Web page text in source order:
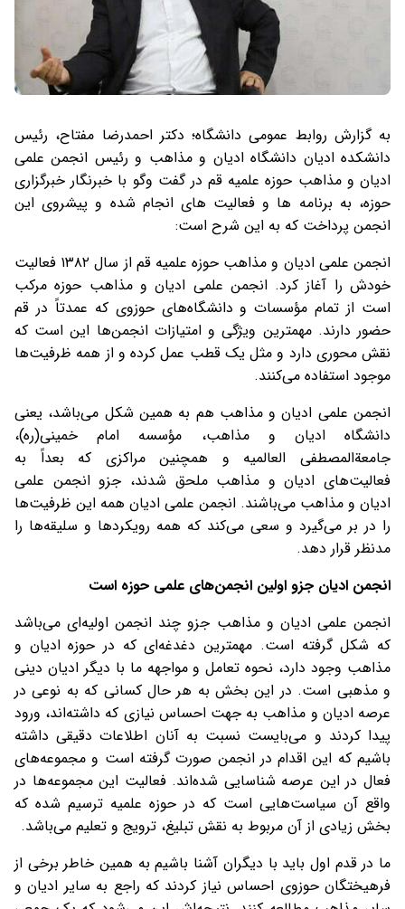
به گزارش روابط عمومی دانشگاه؛ دکتر احمدرضا مفتاح، رئیس
دانشکده ادیان دانشگاه ادیان و مذاهب و رئیس انجمن علمی
ادیان و مذاهب حوزه علمیه قم در گفت وگو با خبرنگار خبرگزاری
حوزه، به برنامه ها و فعالیت های انجام شده و پیشروی این
انجمن پرداخت که به این شرح است:
انجمن علمی ادیان و مذاهب حوزه علمیه قم از سال ۱۳۸۲ فعالیت
خودش را آغاز کرد. انجمن علمی ادیان و مذاهب حوزه مرکب
است از تمام مؤسسات و دانشگاه‌های حوزوی که عمدتاً در قم
حضور دارند. مهمترین ویژگی و امتیازات انجمن‌ها این است که
نقش محوری دارد و مثل یک قطب عمل کرده و از همه ظرفیت‌ها
موجود استفاده می‌کنند.
انجمن علمی ادیان و مذاهب هم به همین شکل می‌باشد، یعنی
دانشگاه ادیان و مذاهب، مؤسسه امام خمینی(ره)،
جامعةالمصطفی العالمیه و همچنین مراکزی که بعداً به
فعالیت‌های ادیان و مذاهب ملحق شدند، جزو انجمن علمی
ادیان و مذاهب می‌باشند. انجمن علمی ادیان همه این ظرفیت‌ها
را در بر می‌گیرد و سعی می‌کند که همه رویکردها و سلیقه‌ها را
مدنظر قرار دهد.
انجمن ادیان جزو اولین انجمن‌های علمی حوزه است
انجمن علمی ادیان و مذاهب جزو چند انجمن اولیه‌ای می‌باشد
که شکل گرفته است. مهمترین دغدغه‌ای که در حوزه ادیان و
مذاهب وجود دارد، نحوه تعامل و مواجهه ما با دیگر ادیان دینی
و مذهبی است. در این بخش به هر حال کسانی که به نوعی در
عرصه ادیان و مذاهب به جهت احساس نیازی که داشته‌اند، ورود
پیدا کردند و می‌بایست نسبت به آنان اطلاعات دقیقی داشته
باشیم که این اقدام در انجمن صورت گرفته است و مجموعه‌های
فعال در این عرصه شناسایی شده‌اند. فعالیت این مجموعه‌ها در
واقع آن سیاست‌هایی است که در حوزه علمیه ترسیم شده که
بخش زیادی از آن مربوط به نقش تبلیغ، ترویج و تعلیم می‌باشد.
ما در قدم اول باید با دیگران آشنا باشیم به همین خاطر برخی از
فرهیختگان حوزوی احساس نیاز کردند که راجع به سایر ادیان و